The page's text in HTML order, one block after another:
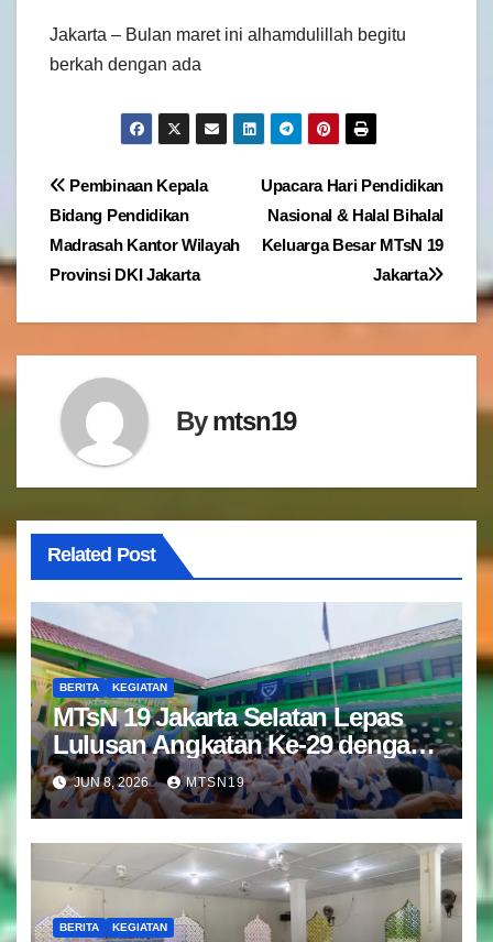
Jakarta – Bulan maret ini alhamdulillah begitu
berkah dengan ada
Navigasi
pos
Upacara Hari Pendidikan
Nasional & Halal Bihalal
Keluarga Besar MTsN 19
Jakarta
Pembinaan Kepala
Bidang Pendidikan
Madrasah Kantor Wilayah
Provinsi DKI Jakarta
Bymtsn19
Related Post
BERITA KEGIATAN
MTsN 19 Jakarta Selatan Lepas
Lulusan Angkatan Ke-29 dengan
Doa dan Harapan Terbaik
JUN 8, 2026 MTSN19
BERITA KEGIATAN